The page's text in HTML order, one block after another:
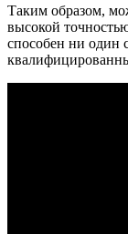
Таким образом,
высокой
способен ни один